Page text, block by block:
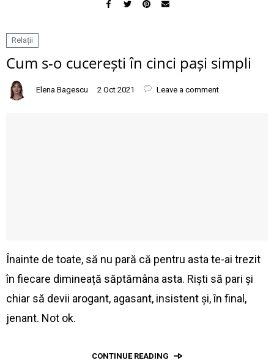
Relații
Cum s-o cucerești în cinci pași simpli
Elena Bagescu 2 Oct 2021 Leave a comment
Înainte de toate, să nu pară că pentru asta te-ai trezit
în fiecare dimineață săptămâna asta. Riști să pari și
chiar să devii arogant, agasant, insistent și, în final,
jenant. Not ok.
CONTINUE READING